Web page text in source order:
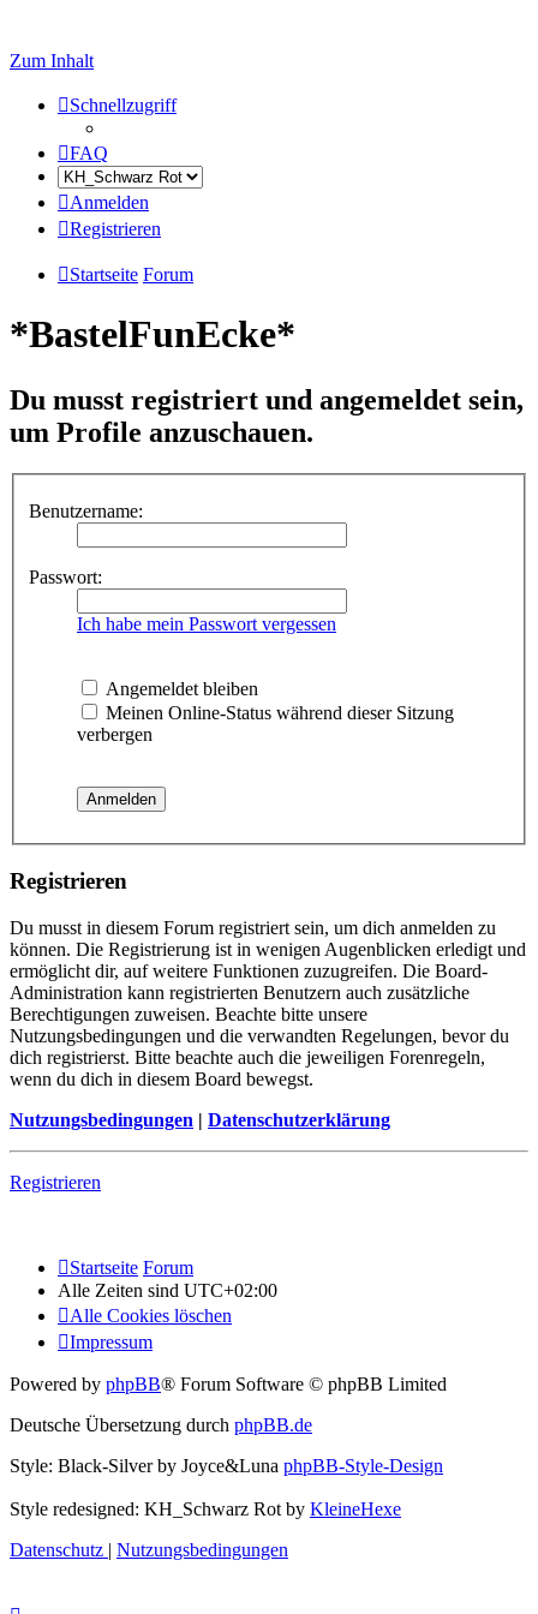
Zum Inhalt
Schnellzugriff
FAQ
Anmelden
Registrieren
Startseite Forum
*BastelFunEcke*
Du musst registriert und angemeldet sein,
um Profile anzuschauen.
Benutzername:
Passwort:
Ich habe mein Passwort vergessen
Angemeldet bleiben
Meinen Online-Status während dieser Sitzung
verbergen
Registrieren
Du musst in diesem Forum registriert sein, um dich anmelden zu
können. Die Registrierung ist in wenigen Augenblicken erledigt und
ermöglicht dir, auf weitere Funktionen zuzugreifen. Die Board-
Administration kann registrierten Benutzern auch zusätzliche
Berechtigungen zuweisen. Beachte bitte unsere
Nutzungsbedingungen und die verwandten Regelungen, bevor du
dich registrierst. Bitte beachte auch die jeweiligen Forenregeln,
wenn du dich in diesem Board bewegst.
Nutzungsbedingungen | Datenschutzerklärung
Registrieren
Startseite Forum
Alle Zeiten sind UTC+02:00
Alle Cookies löschen
Impressum
Powered by phpBB® Forum Software © phpBB Limited
Deutsche Übersetzung durch phpBB.de
Style: Black-Silver by Joyce&Luna phpBB-Style-Design
Style redesigned: KH_Schwarz Rot by KleineHexe
Datenschutz | Nutzungsbedingungen